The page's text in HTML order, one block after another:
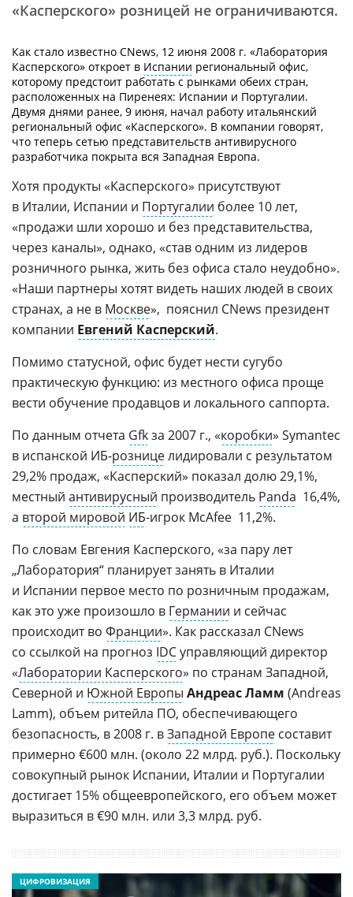
«Касперского» розницей не ограничиваются.
Как стало известно CNews, 12 июня 2008 г. «Лаборатория
Касперского» откроет в Испании региональный офис,
которому предстоит работать с рынками обеих стран,
расположенных на Пиренеях: Испании и Португалии.
Двумя днями ранее, 9 июня, начал работу итальянский
региональный офис «Касперского». В компании говорят,
что теперь сетью представительств антивирусного
разработчика покрыта вся Западная Европа.
Хотя продукты «Касперского» присутствуют
в Италии, Испании и Португалии более 10 лет,
«продажи шли хорошо и без представительства,
через каналы», однако, «став одним из лидеров
розничного рынка, жить без офиса стало неудобно».
«Наши партнеры хотят видеть наших людей в своих
странах, а не в Москве»,  пояснил CNews президент
компании Евгений Касперский.
Помимо статусной, офис будет нести сугубо
практическую функцию: из местного офиса проще
вести обучение продавцов и локального саппорта.
По данным отчета Gfkза 2007 г., «коробки» Symantec
в испанской ИБ-розницелидировали с результатом
29,2% продаж, «Касперский» показал долю 29,1%,
местный антивирусный производитель Panda  16,4%,
а второй мировой ИБ-игрок McAfee  11,2%.
По словам Евгения Касперского, «за пару лет
„Лаборатория“ планирует занять в Италии
и Испании первое место по розничным продажам,
как это уже произошло в Германии и сейчас
происходит во Франции». Как рассказал CNews
со ссылкой на прогноз IDCуправляющий директор
«Лаборатории Касперского» по странам Западной,
Северной и Южной Европы Андреас Ламм (Andreas
Lamm), объем ритейла ПО, обеспечивающего
безопасность, в 2008 г. вЗападной Европе составит
примерно €600 млн. (около 22 млрд. руб.). Поскольку
совокупный рынок Испании, Италии и Португалии
достигает 15% общеевропейского, его объем может
выразиться в €90 млн. или 3,3 млрд. руб.
ЦИФРОВИЗАЦИЯ